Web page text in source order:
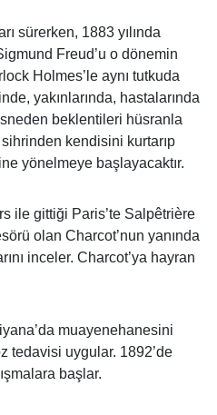
sürerken, 1883 yılında
Freud’u o dönemin
Holmes’le aynı tutkuda
yakınlarında, hastalarında
beklentileri hüsranla
sihrinden kendisini kurtarıp
yönelmeye başlayacaktır.
ile gittiği Paris’te Salpêtrière
olan Charcot’nun yanında
inceler. Charcot’ya hayran
muayenehanesini
tedavisi uygular. 1892’de
başlar.